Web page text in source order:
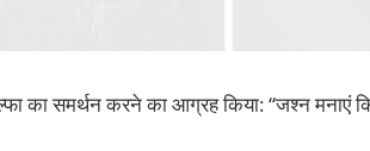
का समर्थन करने का आग्रह किया: “जश्न मनाएं